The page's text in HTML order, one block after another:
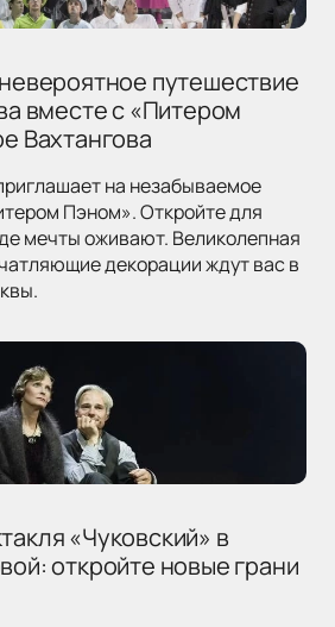
путешествие
вместе с «Питером
Вахтангова
на незабываемое
Пэном». Откройте для
мечты оживают. Великолепная
декорации ждут вас в
«Чуковский» в
откройте новые грани